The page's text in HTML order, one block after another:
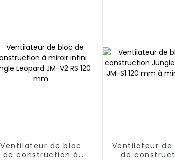
Ventilateur de bloc
de construction à
Ventilateur de
de